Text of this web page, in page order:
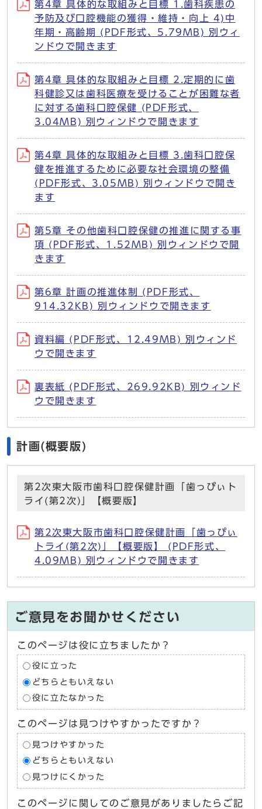
第4章 具体的な取組みと目標 1.歯科疾患の
予防及び口腔機能の獲得・維持・向上 4)中
年期・高齢期 (PDF形式、5.79MB) 別ウィ
ンドウで開きます
第4章 具体的な取組みと目標 2.定期的に歯
科健診又は歯科医療を受けることが困難な者
に対する歯科口腔保健 (PDF形式、
3.04MB) 別ウィンドウで開きます
第4章 具体的な取組みと目標 3.歯科口腔保
健を推進するために必要な社会環境の整備
(PDF形式、3.05MB) 別ウィンドウで開き
ます
第5章 その他歯科口腔保健の推進に関する事
項 (PDF形式、1.52MB) 別ウィンドウで開
きます
第6章 計画の推進体制 (PDF形式、
914.32KB) 別ウィンドウで開きます
資料編 (PDF形式、12.49MB) 別ウィンド
ウで開きます
裏表紙 (PDF形式、269.92KB) 別ウィンド
ウで開きます
計画(概要版)
第2次東大阪市歯科口腔保健計画「歯っぴぃト
ライ(第2次)」【概要版】
第2次東大阪市歯科口腔保健計画「歯っぴぃ
トライ(第2次)」【概要版】 (PDF形式、
4.09MB) 別ウィンドウで開きます
ご意見をお聞かせください
このページは役に立ちましたか？
役に立った
どちらともいえない
役に立たなかった
このページは見つけやすかったですか？
見つけやすかった
どちらともいえない
見つけにくかった
このページに関してのご意見がありましたらご記